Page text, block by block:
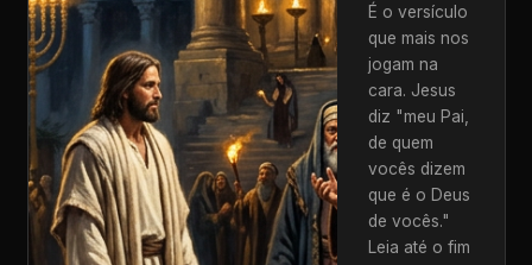
É o versículo
que mais nos
jogam na
cara. Jesus
diz "meu Pai,
de quem
vocês dizem
que é o Deus
de vocês."
Leia até o fim